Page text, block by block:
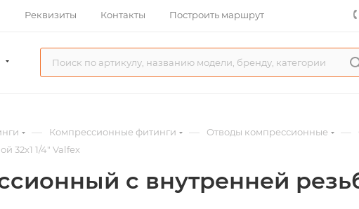
Реквизиты Контакты Построить маршрут
— Компрессионные фитинги — Отводы компрессионные —
32х1 1/4" Valfex
с внутренней